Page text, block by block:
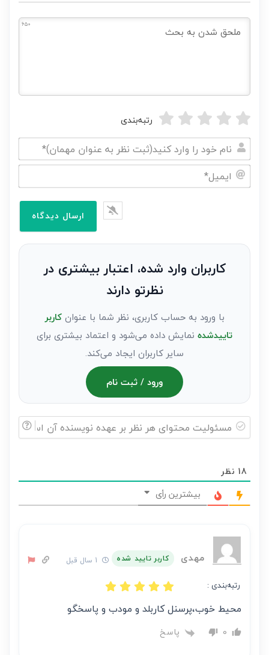
650
رتبه‌بندی
نام
خود
نظر
کاربران وارد شده، اعتبار بیشتری در
نظرتو دارند
با ورود به حساب کاربری، نظر شما با عنوانکاربر
تاییدشده نمایش داده می‌شود و اعتماد بیشتری برای
سایر کاربران ایجاد می‌کند.
ورود / ثبت نام
هر
نظر
بر
نویسنده
18 نظر
بیشترین رأی
مهدی کاربر تایید شده
رتبه‌بندی :
محیط خوب،پرسنل کاربلد و مودب و پاسخگو
0 پاسخ